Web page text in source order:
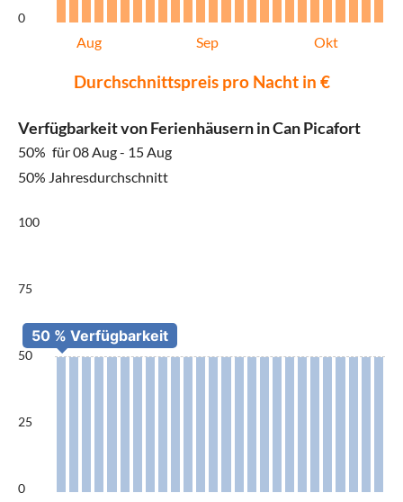
0
Aug Sep Okt
Durchschnittspreis pro Nacht in €
Verfügbarkeit von Ferienhäusern in Can Picafort
50% für 08 Aug - 15 Aug
50% Jahresdurchschnitt
100
75
50
25
0